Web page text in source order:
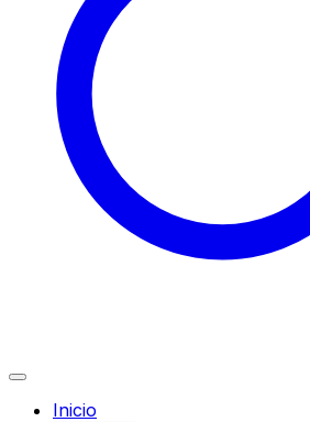
Inicio